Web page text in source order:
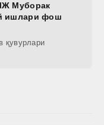
Муборак
ишлари фош
қувурлари